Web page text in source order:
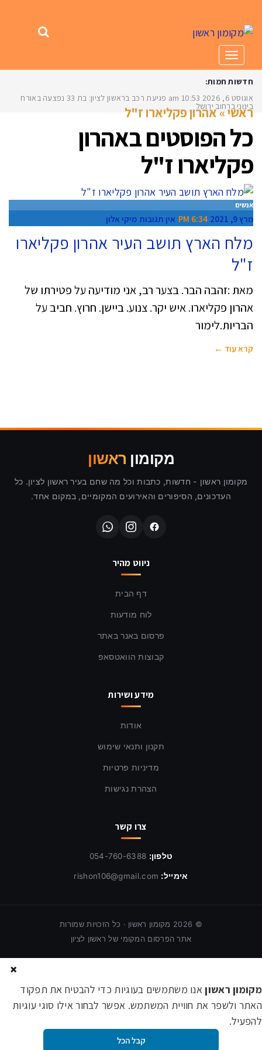
תפריט
חדשות חמות:
אוגוסט 6, 2026
10:53 am פגיעת רכב בראשון לציון: בת 33 נפצעה באורח
בינוני ברחוב ירושלים
ראשי»אהרון פקליארו ז"ל
כל הפוסטים באהרון
פקליארו ז"ל
אנשים
מרץ 9, 2021 6:34 PM אין תגובות מיקי אלון
מלח הארץ תושב העיר אהרון פקליארו
ז"ל
מאת :זהבה הבר. בצער רב, אני מודיעה על פטירתו של
אהרון פקליארו. איש יקר. צנוע. ביישן. חרוץ. חביב על
הבריות.לימור
קרא עוד ←
מקומון ראשון
מקומון ראשון - חדשות, כתבות וכל מה שחם בעיר ראשון לציון. כל
העדכונים, הסיפורים והאירועים המקומיים, במקום אחד.
ניווט מהיר
דף הבית
לוח מודעות
פרסום באנר באתר
קבוצות הוואטסאפ
מידע ושירות
אודות
תקנון ותנאי שימוש
מדיניות פרטיות
הצהרת נגישות
צרו קשר
טלפון: 054-760-6388
אימייל: rishon106@gmail.com
©
2026 מקומון ראשון · כל הזכויות שמורות
אתר הפרסום המקומי של ראשון לציון
×
מקומון ראשוןאנו משתמשים בעוגיות כדי להבטיח את תפקוד
האתר ולשפר את חוויית המשתמש. אפשר לבחור אילו סוגי עוגיות
להפעיל.
קבל הכל